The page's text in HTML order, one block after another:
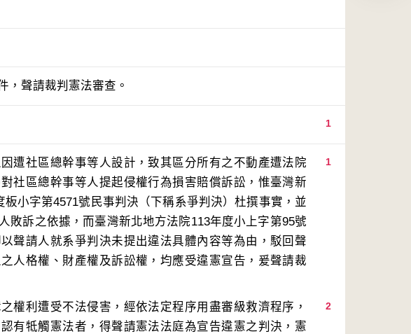
，聲請裁判憲法審查。
1
1
遭社區總幹事等人設計，致其區分所有之不動產遭法院
社區總幹事等人提起侵權行為損害賠償訴訟，惟臺灣新
小字第4571號民事判決（下稱系爭判決）杜撰事實，並
敗訴之依據，而臺灣新北地方法院113年度小上字第95號
聲請人就系爭判決未提出違法具體內容等為由，駁回聲
人格權、財產權及訴訟權，均應受違憲宣告，爰聲請裁
2
權利遭受不法侵害，經依法定程序用盡審級救濟程序，
有牴觸憲法者，得聲請憲法法庭為宣告違憲之判決，憲